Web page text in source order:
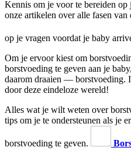
Kennis om je voor te bereiden
onze artikelen over alle fasen
op je vragen voordat je baby
Om je ervoor kiest om
borstvoeding te geven aan je
daarom draaien — borstvoeding.
door deze eindeloze wereld!
Alles wat je wilt weten over
tips om je te ondersteunen als je
borstvoeding te geven.